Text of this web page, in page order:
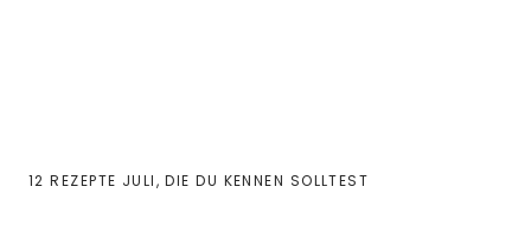
12 REZEPTE JULI, DIE DU KENNEN SOLLTEST